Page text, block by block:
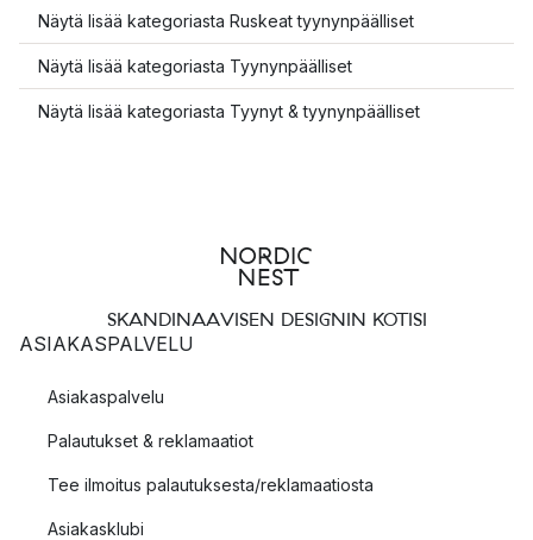
Näytä lisää kategoriasta Ruskeat tyynynpäälliset
Näytä lisää kategoriasta Tyynynpäälliset
Näytä lisää kategoriasta Tyynyt & tyynynpäälliset
SKANDINAAVISEN DESIGNIN KOTISI
ASIAKASPALVELU
Asiakaspalvelu
Palautukset & reklamaatiot
Tee ilmoitus palautuksesta/reklamaatiosta
Asiakasklubi